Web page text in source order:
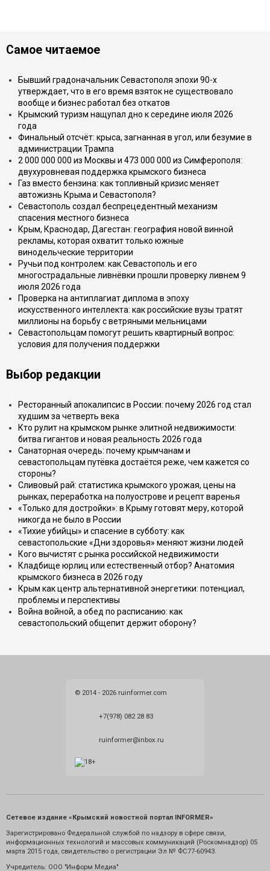
Самое читаемое
Бывший градоначальник Севастополя эпохи 90-х
утверждает, что в его время взяток не существовало
вообще и бизнес работал без откатов
Крымский туризм нащупал дно к середине июля 2026
года
Финальный отсчёт: крыса, загнанная в угол, или безумие в
администрации Трампа
2 000 000 000 из Москвы и 473 000 000 из Симферополя:
двухуровневая поддержка крымского бизнеса
Газ вместо бензина: как топливный кризис меняет
автожизнь Крыма и Севастополя?
Севастополь создал беспрецедентный механизм
спасения местного бизнеса
Крым, Краснодар, Дагестан: география новой винной
рекламы, которая охватит только южные
винодельческие территории
Ручьи под контролем: как Севастополь и его
многострадальные ливнёвки прошли проверку ливнем 9
июля 2026 года
Проверка на антиплагиат диплома в эпоху
искусственного интеллекта: как российские вузы тратят
миллионы на борьбу с ветряными мельницами
Севастопольцам помогут решить квартирный вопрос:
условия для получения поддержки
Выбор редакции
Ресторанный апокалипсис в России: почему 2026 год стал
худшим за четверть века
Кто рулит на крымском рынке элитной недвижимости:
битва гигантов и новая реальность 2026 года
Санаторная очередь: почему крымчанам и
севастопольцам путёвка достаётся реже, чем кажется со
стороны?
Сливовый рай: статистика крымского урожая, цены на
рынках, переработка на полуострове и рецепт варенья
«Только для достройки»: в Крыму готовят меру, которой
никогда не было в России
«Тихие убийцы» и спасение в субботу: как
севастопольские «Дни здоровья» меняют жизни людей
Кого вычистят с рынка российской недвижимости
Кладбище юрлиц или естественный отбор? Анатомия
крымского бизнеса в 2026 году
Крым как центр альтернативной энергетики: потенциал,
проблемы и перспективы
Война войной, а обед по расписанию: как
севастопольский общепит держит оборону?
© 2014 - 2026 ruinformer.com
+7(978) 082 28 83
ruinformer@inbox.ru
Сетевое издание «Крымский новостной портал INFORMER»
Зарегистрировано Федеральной службой по надзору в сфере связи,
информационных технологий и массовых коммуникаций (Роскомнадзор) 05
марта 2015 года, свидетельство о регистрации Эл № ФС77-60943.
Учредитель: ООО "Информ Медиа"